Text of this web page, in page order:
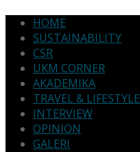
HOME
SUSTAINABILITY
CSR
UKM CORNER
AKADEMIKA
TRAVEL & LIFESTYLE
INTERVIEW
OPINION
GALERI